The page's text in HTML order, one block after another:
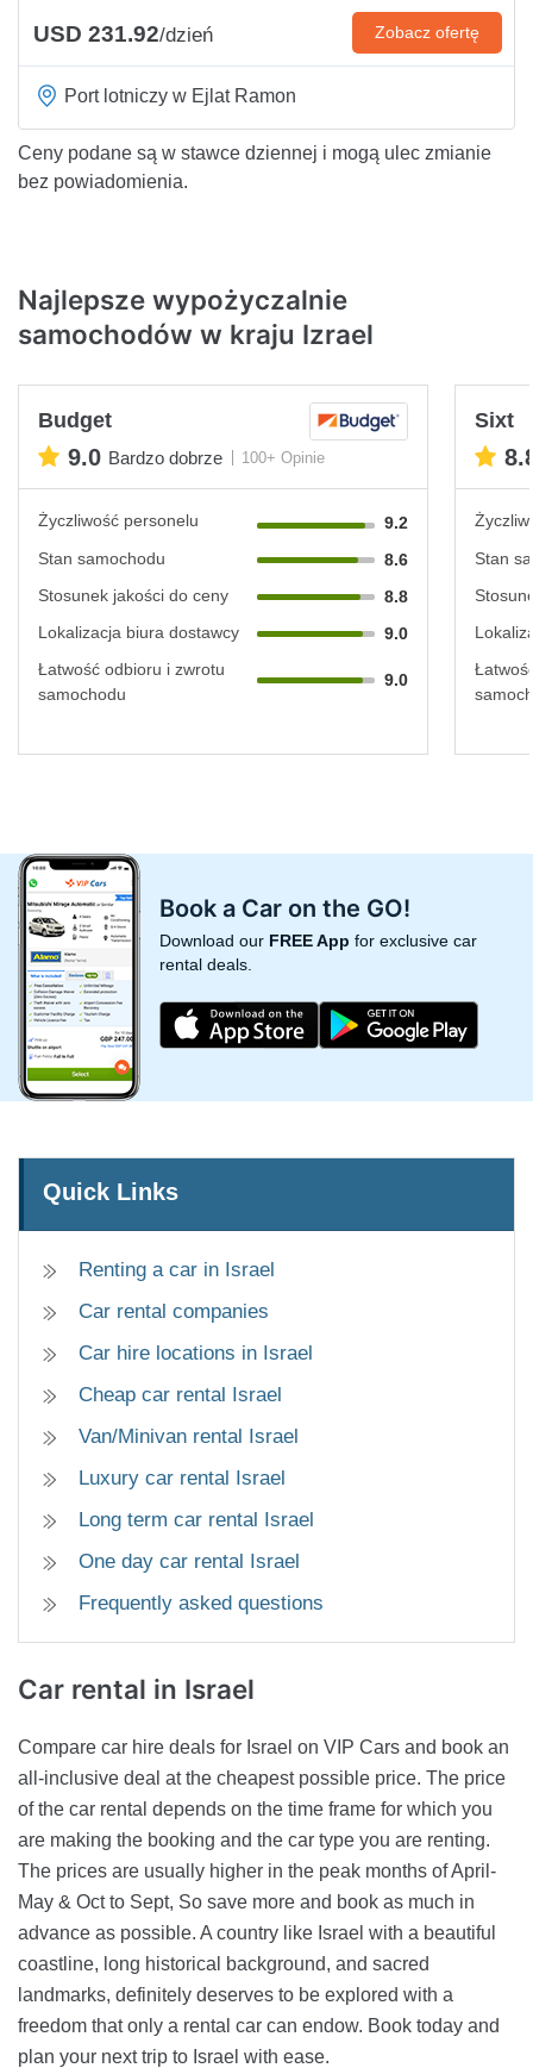
USD 231.92/dzień Zobacz ofertę
Port lotniczy w Ejlat Ramon
Ceny podane są w stawce dziennej i mogą ulec zmianie
bez powiadomienia.
Najlepsze wypożyczalnie
samochodów w kraju Izrael
Budget
9.0 Bardzo dobrze 100+ Opinie
Życzliwość personelu
9.2
Stan samochodu
8.6
Stosunek jakości do ceny
8.8
Lokalizacja biura dostawcy
9.0
Łatwość odbioru i zwrotu
samochodu
9.0
Sixt
Stan
Book a Car on the GO!
Download our FREE App for exclusive car
rental deals.
Quick Links
Renting a car in Israel
Car rental companies
Car hire locations in Israel
Cheap car rental Israel
Van/Minivan rental Israel
Luxury car rental Israel
Long term car rental Israel
One day car rental Israel
Frequently asked questions
Car rental in Israel
Compare car hire deals for Israel on VIP Cars and book an
all-inclusive deal at the cheapest possible price. The price
of the car rental depends on the time frame for which you
are making the booking and the car type you are renting.
The prices are usually higher in the peak months of April-
May & Oct to Sept, So save more and book as much in
advance as possible. A country like Israel with a beautiful
coastline, long historical background, and sacred
landmarks, definitely deserves to be explored with a
freedom that only a rental car can endow. Book today and
plan your next trip to Israel with ease.